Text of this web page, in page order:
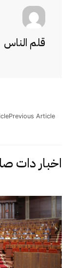
قلم الناس
Previous Article
اخبار دات